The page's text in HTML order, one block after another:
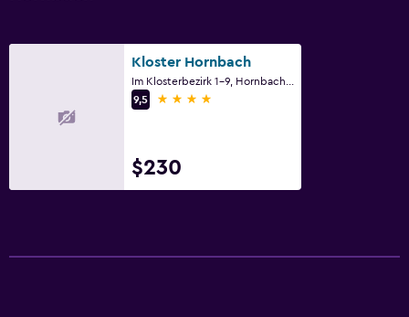
Kloster Hornbach
9,5
4 estrellas
$230